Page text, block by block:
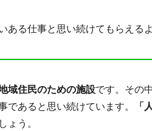
ある仕事と思い続けてもらえるよ
域住民のための施設です。その
であると思い続けています。 「
ょう。